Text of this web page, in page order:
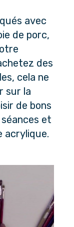
avec
de porc,
des
cela ne
sur la
de bons
et
acrylique.